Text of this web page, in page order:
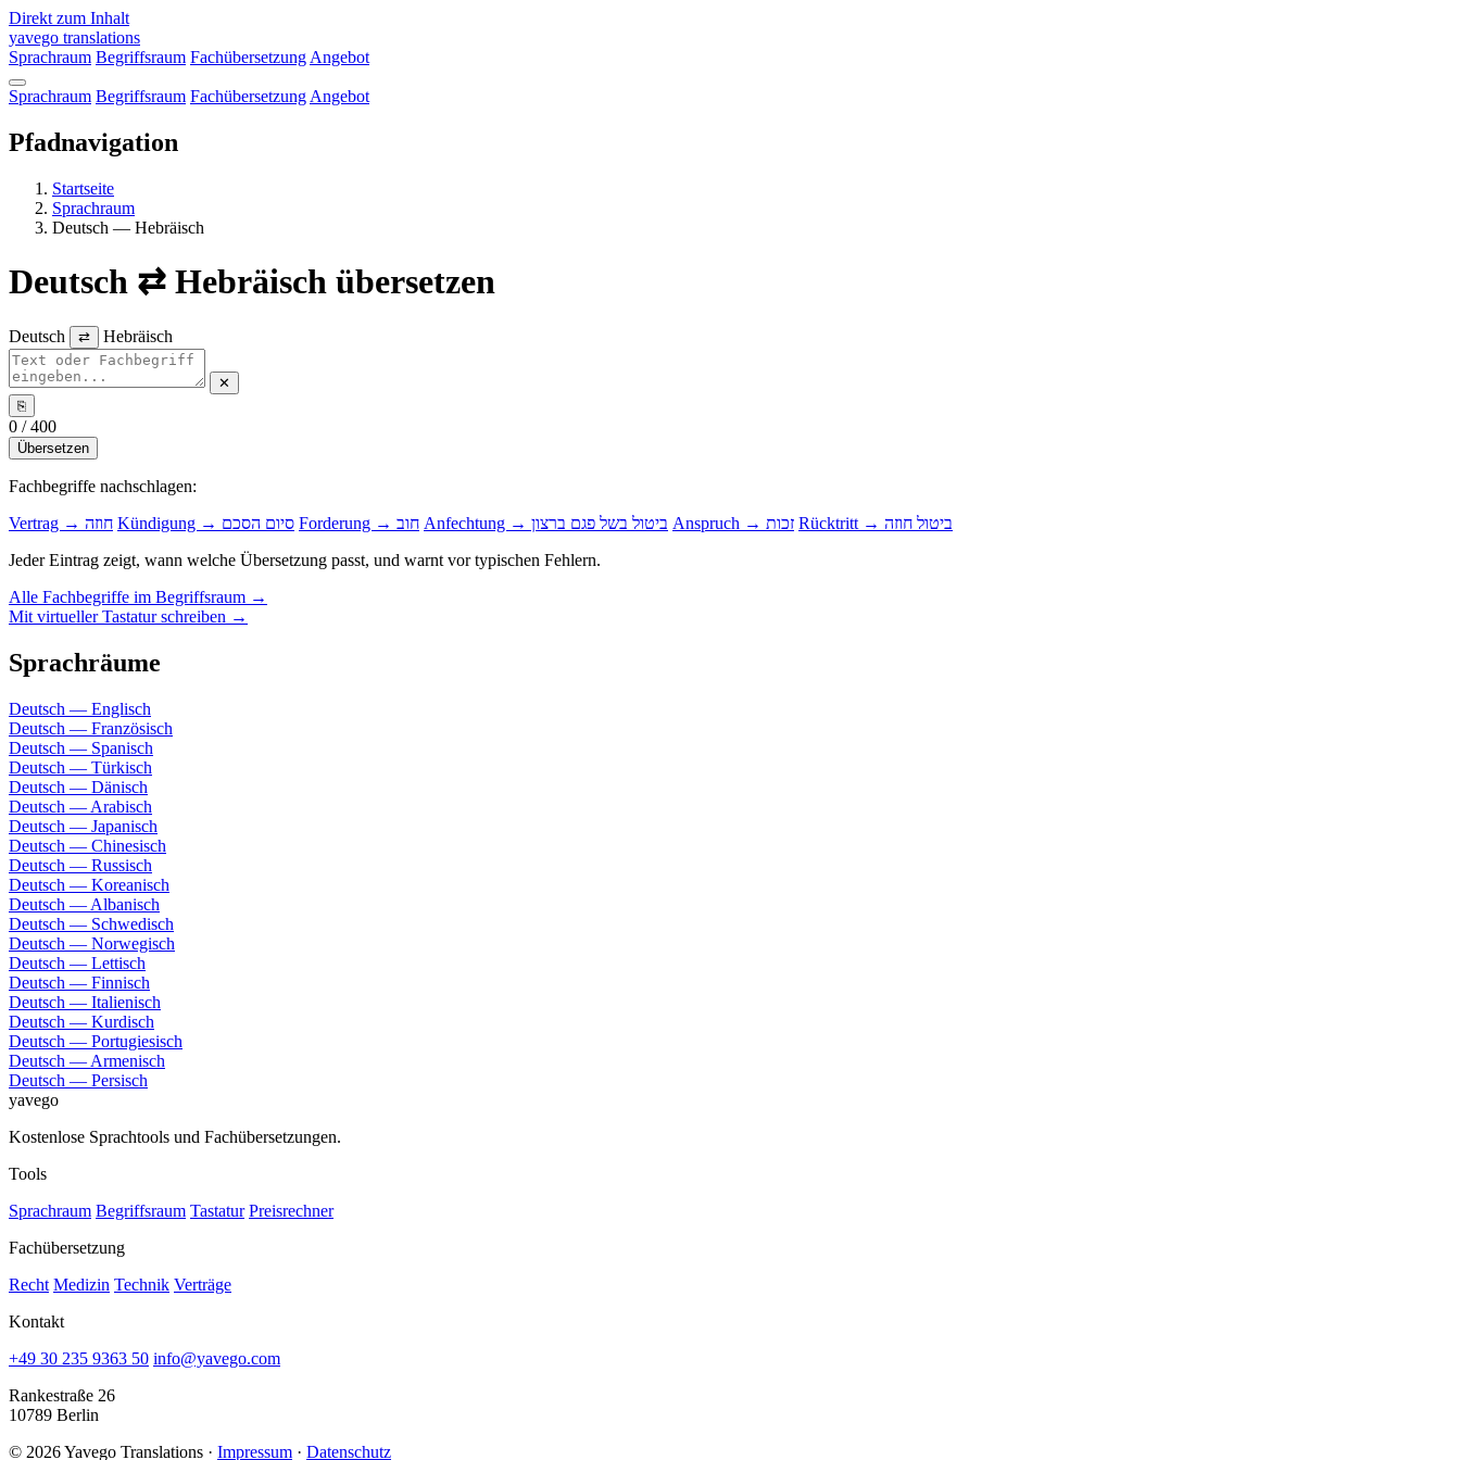
Direkt zum Inhalt
yavego translations
Sprachraum Begriffsraum Fachübersetzung Angebot
Sprachraum Begriffsraum Fachübersetzung Angebot
Pfadnavigation
Startseite
Sprachraum
Deutsch — Hebräisch
Deutsch ⇄ Hebräisch übersetzen
Deutsch ⇄ Hebräisch
✕
⎘
0 / 400
Übersetzen
Fachbegriffe nachschlagen:
Vertrag → חוזה
Kündigung → סיום הסכם Forderung → חוב Anfechtung → ביטול בשל פגם ברצון Anspruch → זכות
Rücktritt → ביטול חוזה
Jeder Eintrag zeigt, wann welche Übersetzung passt, und warnt vor typischen Fehlern.
Alle Fachbegriffe im Begriffsraum →
Mit virtueller Tastatur schreiben →
Sprachräume
Deutsch — Englisch
Deutsch — Französisch
Deutsch — Spanisch
Deutsch — Türkisch
Deutsch — Dänisch
Deutsch — Arabisch
Deutsch — Japanisch
Deutsch — Chinesisch
Deutsch — Russisch
Deutsch — Koreanisch
Deutsch — Albanisch
Deutsch — Schwedisch
Deutsch — Norwegisch
Deutsch — Lettisch
Deutsch — Finnisch
Deutsch — Italienisch
Deutsch — Kurdisch
Deutsch — Portugiesisch
Deutsch — Armenisch
Deutsch — Persisch
yavego
Kostenlose Sprachtools und Fachübersetzungen.
Tools
Sprachraum Begriffsraum Tastatur Preisrechner
Fachübersetzung
Recht Medizin Technik Verträge
Kontakt
+49 30 235 9363 50 info@yavego.com
Rankestraße 26
10789 Berlin
© 2026 Yavego Translations · Impressum · Datenschutz